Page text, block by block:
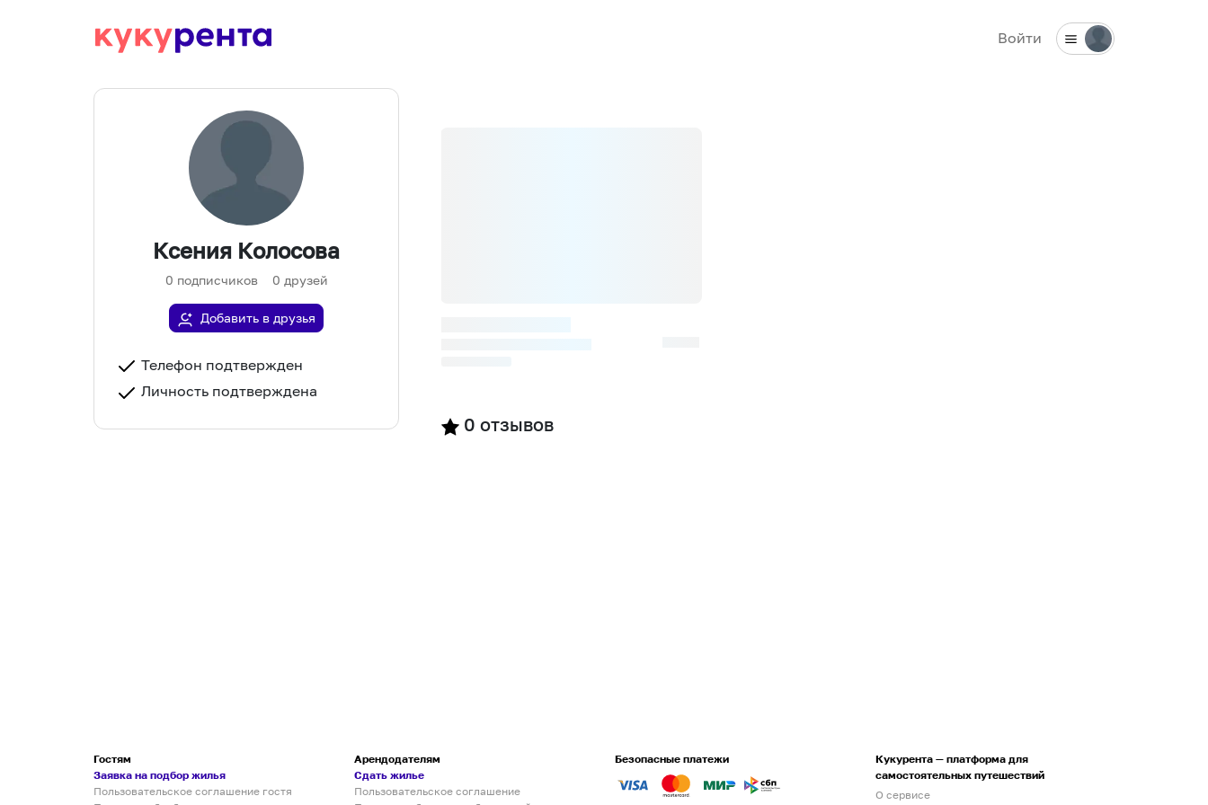
Войти
Ксения Колосова
0 подписчиков 0 друзей
Добавить в друзья
Телефон подтвержден
Личность подтверждена
0 отзывов
Гостям
Заявка на подбор жилья
Пользовательское соглашение гостя
Арендодателям
Сдать жилье
Пользовательское соглашение
Безопасные платежи
Кукурента — платформа для
самостоятельных путешествий
О сервисе